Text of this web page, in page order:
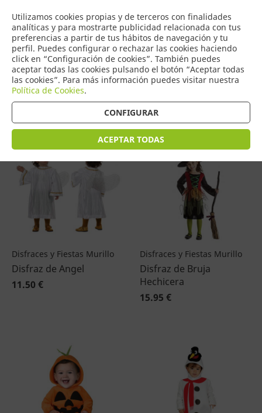
Utilizamos cookies propias y de terceros con finalidades
analíticas y para mostrarte publicidad relacionada con tus
preferencias a partir de tus hábitos de navegación y tu
perfil. Puedes configurar o rechazar las cookies haciendo
click en “Configuración de cookies”. También puedes
aceptar todas las cookies pulsando el botón “Aceptar todas
las cookies”. Para más información puedes visitar nuestra
Política de Cookies.
CONFIGURAR
ACEPTAR TODAS
0
COMERCIO
DE TORRIJOS
Productos (99)
Ordenar por precio
Disfraces y Fiestas Murillo
Disfraz de Angel
11.50 €
Disfraces y Fiestas Murillo
Disfraz de Bruja
Hechicera
15.95 €